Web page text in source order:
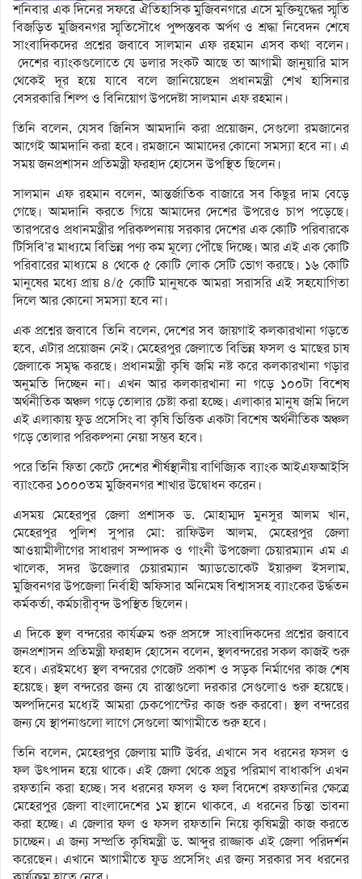
শনিবার এক দিনের সফরে ঐতিহাসিক মুজিবনগরে এসে মুক্তিযুদ্ধের স্মৃতি
বিজড়িত মুজিবনগর স্মৃতিসৌধে পুষ্পস্তবক অর্পণ ও শ্রদ্ধা নিবেদন শেষে
সাংবাদিকদের প্রশ্নের জবাবে সালমান এফ রহমান এসব কথা বলেন।
দেশের ব্যাংকগুলোতে যে ডলার সংকট আছে তা আগামী জানুয়ারি মাস
থেকেই দূর হয়ে যাবে বলে জানিয়েছেন প্রধানমন্ত্রী শেখ হাসিনার
বেসরকারি শিল্প ও বিনিয়োগ উপদেষ্টা সালমান এফ রহমান।
তিনি বলেন, যেসব জিনিস আমদানি করা প্রয়োজন, সেগুলো রমজানের
আগেই আমদানি করা হবে। রমজানে আমাদের কোনো সমস্যা হবে না। এ
সময় জনপ্রশাসন প্রতিমন্ত্রী ফরহাদ হোসেন উপস্থিত ছিলেন।
সালমান এফ রহমান বলেন, আন্তর্জাতিক বাজারে সব কিছুর দাম বেড়ে
গেছে। আমদানি করতে গিয়ে আমাদের দেশের উপরেও চাপ পড়েছে।
তারপরেও প্রধানমন্ত্রীর পরিকল্পনায় সরকার দেশের এক কোটি পরিবারকে
টিসিবি’র মাধ্যমে বিভিন্ন পণ্য কম মূল্যে পৌঁছে দিচ্ছে। আর এই এক কোটি
পরিবারের মাধ্যমে ৪ থেকে ৫ কোটি লোক সেটি ভোগ করছে। ১৬ কোটি
মানুষের মধ্যে প্রায় ৪/৫ কোটি মানুষকে আমরা সরাসরি এই সহযোগিতা
দিলে আর কোনো সমস্যা হবে না।
এক প্রশ্নের জবাবে তিনি বলেন, দেশের সব জায়গাই কলকারখানা গড়তে
হবে, এটার প্রয়োজন নেই। মেহেরপুর জেলাতে বিভিন্ন ফসল ও মাছের চাষ
জেলাকে সমৃদ্ধ করছে। প্রধানমন্ত্রী কৃষি জমি নষ্ট করে কলকারখানা গড়ার
অনুমতি দিচ্ছেন না। এখন আর কলকারখানা না গড়ে ১০০টা বিশেষ
অর্থনীতিক অঞ্চল গড়ে তোলার চেষ্টা করা হচ্ছে। এলাকার মানুষ জমি দিলে
এই এলাকায় ফুড প্রসেসিং বা কৃষি ভিত্তিক একটা বিশেষ অর্থনীতিক অঞ্চল
গড়ে তোলার পরিকল্পনা নেয়া সম্ভব হবে।
পরে তিনি ফিতা কেটে দেশের শীর্ষস্থানীয় বাণিজ্যিক ব্যাংক আইএফআইসি
ব্যাংকের ১০০০তম মুজিবনগর শাখার উদ্বোধন করেন।
এসময় মেহেরপুর জেলা প্রশাসক ড. মোহাম্মদ মুনসুর আলম খান,
মেহেরপুর পুলিশ সুপার মো: রাফিউল আলম, মেহেরপুর জেলা
আওয়ামীলীগের সাধারণ সম্পাদক ও গাংনী উপজেলা চেয়ারম্যান এম এ
খালেক, সদর উজেলার চেয়ারম্যান অ্যাডভোকেট ইয়ারুল ইসলাম,
মুজিবনগর উপজেলা নির্বাহী অফিসার অনিমেষ বিশ্বাসসহ ব্যাংকের উর্দ্ধতন
কর্মকর্তা, কর্মচারীবৃন্দ উপস্থিত ছিলেন।
এ দিকে স্থল বন্দরের কার্যক্রম শুরু প্রসঙ্গে সাংবাদিকদের প্রশ্নের জবাবে
জনপ্রশাসন প্রতিমন্ত্রী ফরহাদ হোসেন বলেন, স্থলবন্দরের সকল কাজই শুরু
হবে। এরইমধ্যে স্থল বন্দরের গেজেট প্রকাশ ও সড়ক নির্মাণের কাজ শেষ
হয়েছে। স্থল বন্দরের জন্য যে রাস্তাগুলো দরকার সেগুলোও শুরু হয়েছে।
অল্পদিনের মধ্যেই আমরা চেকপোস্টের কাজ শুরু করবো। স্থল বন্দরের
জন্য যে স্থাপনাগুলো লাগে সেগুলো আগামীতে শুরু হবে।
তিনি বলেন, মেহেরপুর জেলায় মাটি উর্বর, এখানে সব ধরনের ফসল ও
ফল উৎপাদন হয়ে থাকে। এই জেলা থেকে প্রচুর পরিমাণ বাধাকপি এখন
রফতানি করা হচ্ছে। সব ধরনের ফসল ও ফল বিদেশে রফতানির ক্ষেত্রে
মেহেরপুর জেলা বাংলাদেশের ১ম স্থানে থাকবে, এ ধরনের চিন্তা ভাবনা
করা হচ্ছে। এ জেলার ফল ও ফসল রফতানি নিয়ে কৃষিমন্ত্রী কাজ করতে
চাচ্ছেন। এ জন্য সম্প্রতি কৃষিমন্ত্রী ড. আব্দুর রাজ্জাক এই জেলা পরিদর্শন
করেছেন। এখানে আগামীতে ফুড প্রসেসিং এর জন্য সরকার সব ধরনের